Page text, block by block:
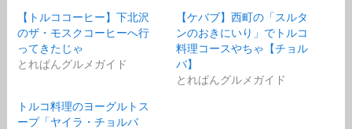
【トルココーヒー】下北沢
のザ・モスクコーヒーへ行
ってきたじゃ
とれぱんグルメガイド
【ケバブ】西町の「スルタ
ンのおきにいり」でトルコ
料理コースやちゃ【チョル
バ】
とれぱんグルメガイド
トルコ料理のヨーグルトス
ープ「ヤイラ・チョルバ